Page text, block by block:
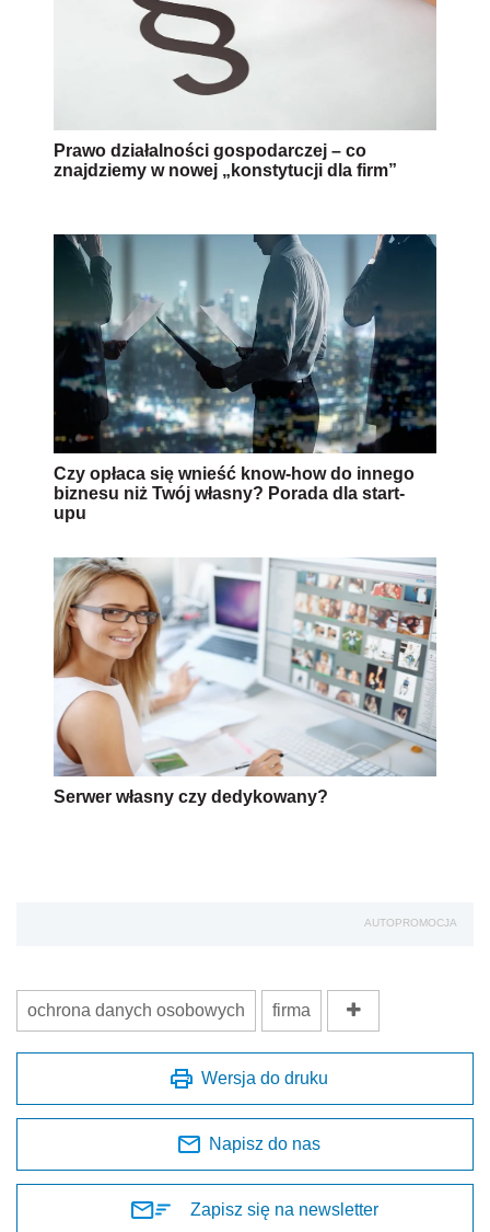
Prawo działalności gospodarczej – co
znajdziemy w nowej „konstytucji dla firm”
Czy opłaca się wnieść know-how do innego
biznesu niż Twój własny? Porada dla start-
upu
Serwer własny czy dedykowany?
AUTOPROMOCJA
ochrona danych osobowych firma
Wersja do druku
Napisz do nas
Zapisz się na newsletter